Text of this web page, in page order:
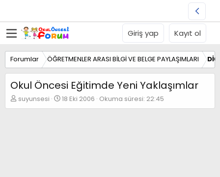
Giriş yap Kayıt ol
Forumlar ÖĞRETMENLER ARASI BİLGİ VE BELGE PAYLAŞIMLARI
Okul Öncesi Eğitimde Yeni Yaklaşımlar
K
o
suyunsesi
B
a
18 Eki 2006 Okuma süresi: 22:45